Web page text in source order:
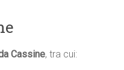
Cassine, tra cui: